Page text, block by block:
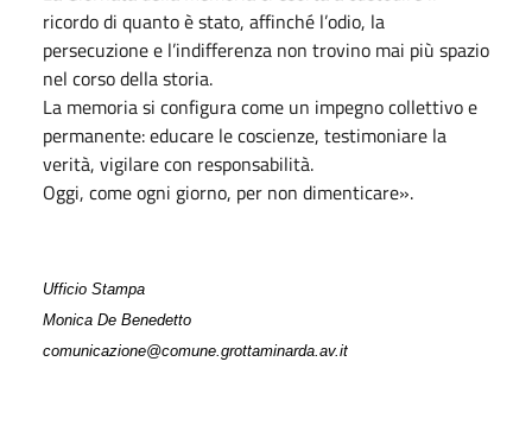
ricordo di quanto è stato, affinché l’odio, la
persecuzione e l’indifferenza non trovino mai più spazio
nel corso della storia.
La memoria si configura come un impegno collettivo e
permanente: educare le coscienze, testimoniare la
verità, vigilare con responsabilità.
Oggi, come ogni giorno, per non dimenticare».
Ufficio Stampa
Monica De Benedetto
comunicazione@comune.grottaminarda.av.it